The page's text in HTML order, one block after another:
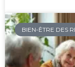
BIEN-ÊTRE DES